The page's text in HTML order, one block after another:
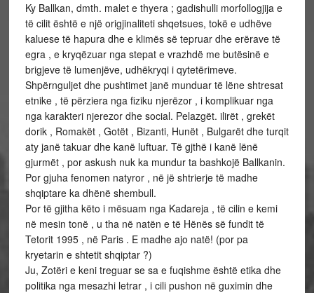
Ky Ballkan, dmth. malet e thyera ; gadishulli morfollogjija e
të cilit është e një origjinaliteti shqetsues, tokë e udhëve
kaluese të hapura dhe e klimës së tepruar dhe erërave të
egra , e kryqëzuar nga stepat e vrazhdë me butësinë e
brigjeve të lumenjëve, udhëkryqi i qytetërimeve.
Shpërnguljet dhe pushtimet janë munduar të lëne shtresat
etnike , të përziera nga fiziku njerëzor , i komplikuar nga
nga karakteri njerezor dhe social. Pelazgët. ilirët , grekët
dorik , Romakët , Gotët , Bizanti, Hunët , Bulgarët dhe turqit
aty janë takuar dhe kanë luftuar. Të gjthë i kanë lënë
gjurmët , por askush nuk ka mundur ta bashkojë Ballkanin.
Por gjuha fenomen natyror , në jë shtrierje të madhe
shqiptare ka dhënë shembull.
Por të gjitha këto i mësuam nga Kadareja , të cilin e kemi
në mesin tonë , u tha në natën e të Hënës së fundit të
Tetorit 1995 , në Paris . E madhe ajo natë! (por pa
kryetarin e shtetit shqiptar ?)
Ju, Zotëri e keni treguar se sa e fuqishme është etika dhe
politika nga mesazhi letrar , i cili pushon në guximin dhe